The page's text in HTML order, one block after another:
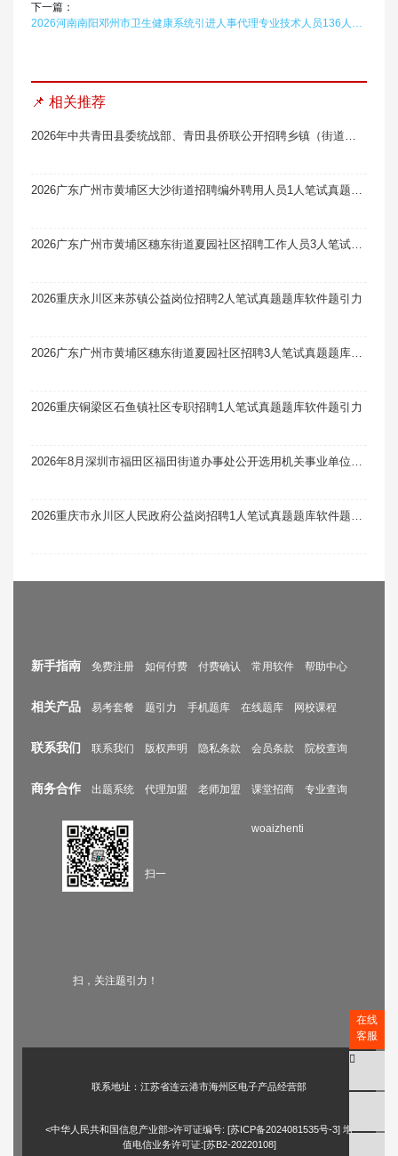
下一篇：
📌 相关推荐
2026重庆永川区来苏镇公益岗位招聘2人笔试真题题库软件题引力
2026重庆铜梁区石鱼镇社区专职招聘1人笔试真题题库软件题引力
新手指南 免费注册 如何付费 付费确认 常用软件 帮助中心
相关产品 易考套餐 题引力 手机题库 在线题库 网校课程
联系我们 联系我们 版权声明 隐私条款 会员条款 院校查询
商务合作 出题系统 代理加盟 老师加盟 课堂招商 专业查询
扫一
扫，关注题引力！
woaizhenti
联系地址：江苏省连云港市海州区电子产品经营部
<中华人民共和国信息产业部>许可证编号: [苏ICP备2024081535号-3] 增
值电信业务许可证:[苏B2-20220108]
在线
客服